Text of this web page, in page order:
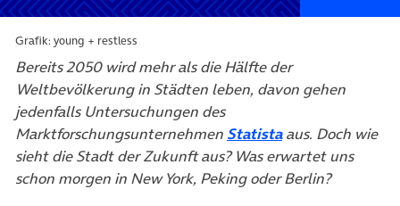
Grafik: young + restless
Bereits 2050 wird mehr als die Hälfte der
Weltbevölkerung in Städten leben, davon gehen
jedenfalls Untersuchungen des
Marktforschungsunternehmen Statista(öffnet in neuem
aus. Doch wie
sieht die Stadt der Zukunft aus? Was erwartet uns
schon morgen in New York, Peking oder Berlin?